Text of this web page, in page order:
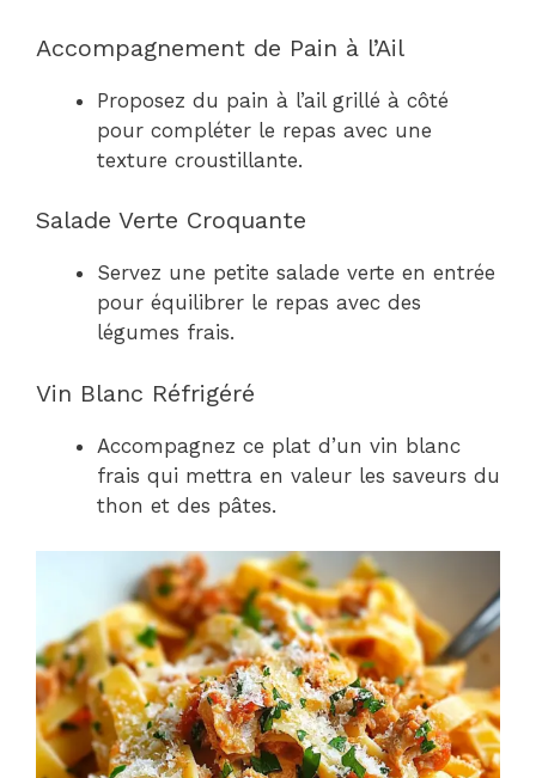
Accompagnement de Pain à l’Ail
Proposez du pain à l’ail grillé à côté
pour compléter le repas avec une
texture croustillante.
Salade Verte Croquante
Servez une petite salade verte en entrée
pour équilibrer le repas avec des
légumes frais.
Vin Blanc Réfrigéré
Accompagnez ce plat d’un vin blanc
frais qui mettra en valeur les saveurs du
thon et des pâtes.